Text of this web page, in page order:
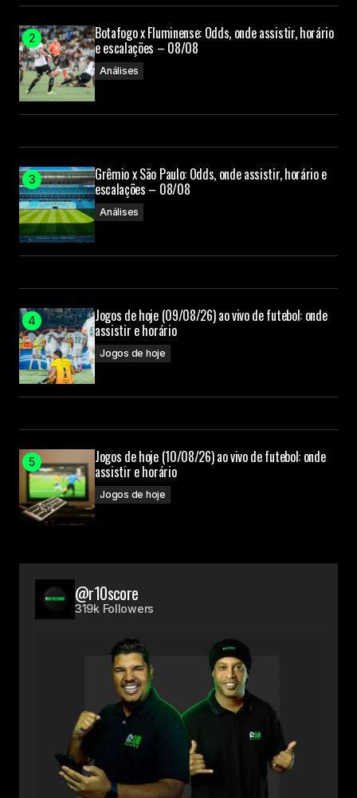
Botafogo x Fluminense: Odds, onde assistir, horário
e escalações – 08/08
Análises
Grêmio x São Paulo: Odds, onde assistir, horário e
escalações – 08/08
Análises
Jogos de hoje (09/08/26) ao vivo de futebol: onde
assistir e horário
Jogos de hoje
Jogos de hoje (10/08/26) ao vivo de futebol: onde
assistir e horário
Jogos de hoje
@r10score
319k Followers